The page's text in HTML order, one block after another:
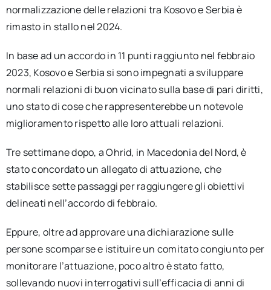
normalizzazione delle relazioni tra Kosovo e Serbia è
rimasto in stallo nel 2024.
In base ad un accordo in 11 punti raggiunto nel febbraio
2023, Kosovo e Serbia si sono impegnati a sviluppare
normali relazioni di buon vicinato sulla base di pari diritti,
uno stato di cose che rappresenterebbe un notevole
miglioramento rispetto alle loro attuali relazioni.
Tre settimane dopo, a Ohrid, in Macedonia del Nord, è
stato concordato un allegato di attuazione, che
stabilisce sette passaggi per raggiungere gli obiettivi
delineati nell’accordo di febbraio.
Eppure, oltre ad approvare una dichiarazione sulle
persone scomparse e istituire un comitato congiunto per
monitorare l’attuazione, poco altro è stato fatto,
sollevando nuovi interrogativi sull’efficacia di anni di